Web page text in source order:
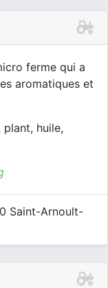
ferme qui a
aromatiques et
plant, huile,
Saint-Arnoult-